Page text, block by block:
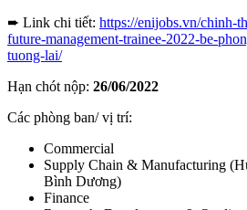
➨ Link chi tiết: https://enijobs.vn/chinh-
future-management-trainee-2022-be-
tuong-lai/
Hạn chót nộp: 26/06/2022
Các phòng ban/ vị trí:
Commercial
Supply Chain & Manufacturing
Bình Dương)
Finance